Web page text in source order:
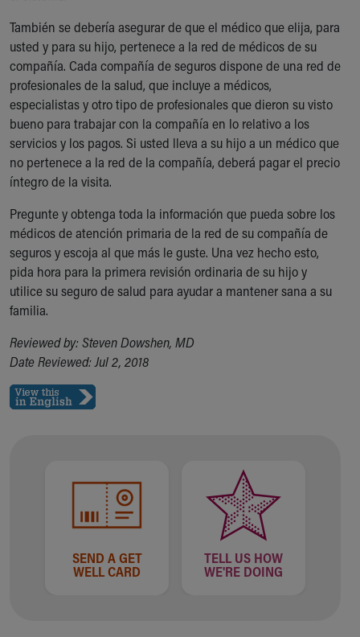
También se debería asegurar de que el médico que elija, para
usted y para su hijo, pertenece a la red de médicos de su
compañía. Cada compañía de seguros dispone de una red de
profesionales de la salud, que incluye a médicos,
especialistas y otro tipo de profesionales que dieron su visto
bueno para trabajar con la compañía en lo relativo a los
servicios y los pagos. Si usted lleva a su hijo a un médico que
no pertenece a la red de la compañía, deberá pagar el precio
íntegro de la visita.
Pregunte y obtenga toda la información que pueda sobre los
médicos de atención primaria de la red de su compañía de
seguros y escoja al que más le guste. Una vez hecho esto,
pida hora para la primera revisión ordinaria de su hijo y
utilice su seguro de salud para ayudar a mantener sana a su
familia.
Reviewed by: Steven Dowshen, MD
Date Reviewed: Jul 2, 2018
SEND A GET
WELL CARD
TELL US HOW
WE'RE DOING